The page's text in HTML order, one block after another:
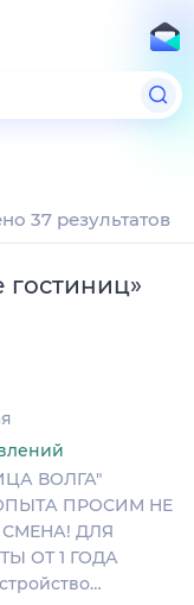
37 результатов
гостиниц»
ВОЛГА"
ОПЫТА ПРОСИМ НЕ
СМЕНА! ДЛЯ
ОТ 1 ГОДА